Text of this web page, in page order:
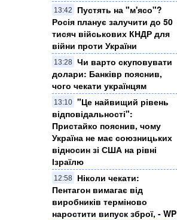
13:42
Пустять на "м'ясо"?
Росія планує залучити до 50
тисяч військових КНДР для
війни проти України
13:28 Чи варто скуповувати
долари: Банківр пояснив,
чого чекати українцям
13:10 "Це найвищий рівень
відповідальності":
Пристайко пояснив, чому
Україна не має союзницьких
відносин зі США на рівні
Ізраїлю
12:58
Ніколи чекати:
Пентагон вимагає від
виробників терміново
наростити випуск зброї, - WP